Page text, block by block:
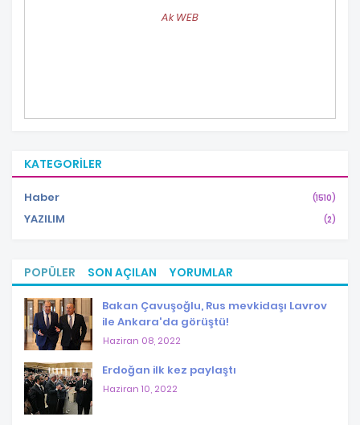
Ak WEB
KATEGORILER
Haber (1510)
YAZILIM (2)
POPÜLER SON AÇILAN YORUMLAR
Bakan Çavuşoğlu, Rus mevkidaşı Lavrov
ile Ankara'da görüştü!
Haziran 08, 2022
Erdoğan ilk kez paylaştı
Haziran 10, 2022